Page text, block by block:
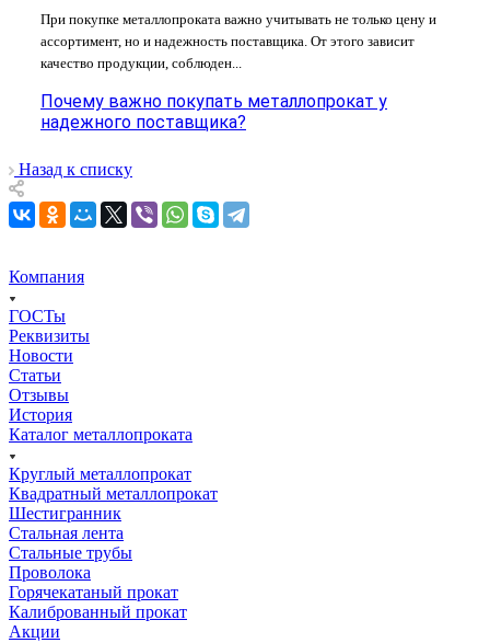
При покупке металлопроката важно учитывать не только цену и
ассортимент, но и надежность поставщика. От этого зависит
качество продукции, соблюден...
Почему важно покупать металлопрокат у
надежного поставщика?
Назад к списку
Компания
ГОСТы
Реквизиты
Новости
Статьи
Отзывы
История
Каталог металлопроката
Круглый металлопрокат
Квадратный металлопрокат
Шестигранник
Стальная лента
Стальные трубы
Проволока
Горячекатаный прокат
Калиброванный прокат
Акции